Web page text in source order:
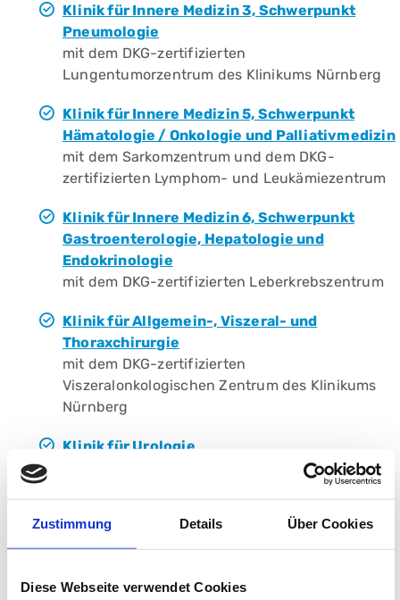
Zustimmung Details Über Cookies
Diese Webseite verwendet Cookies
Klinik für Innere Medizin 3, Schwerpunkt
Pneumologie
mit dem DKG-zertifizierten
Lungentumorzentrum des Klinikums Nürnberg
Klinik für Innere Medizin 5, Schwerpunkt
Hämatologie / Onkologie und Palliativmedizin
mit dem Sarkomzentrum und dem DKG-
zertifizierten Lymphom- und Leukämiezentrum
Klinik für Innere Medizin 6, Schwerpunkt
Gastroenterologie, Hepatologie und
Endokrinologie
mit dem DKG-zertifizierten Leberkrebszentrum
Klinik für Allgemein-, Viszeral- und
Thoraxchirurgie
mit dem DKG-zertifizierten
Viszeralonkologischen Zentrum des Klinikums
Nürnberg
Klinik für Urologie
mit dem Prostatazentrum des Klinikums
Klinik für Dermatologie
mit dem DKG-zertifizierten Hauttumorzentrum